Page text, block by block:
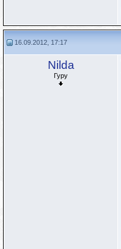
16.09.2012, 17:17
Nilda
Гуру